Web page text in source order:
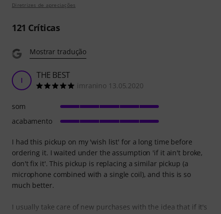
Diretrizes de apreciações
121 Críticas
Mostrar tradução
I THE BEST
imranino 13.05.2020
I had this pickup on my 'wish list' for a long time before
ordering it. I waited under the assumption 'if it ain't broke,
don't fix it'. This pickup is replacing a similar pickup (a
microphone combined with a single coil), and this is so
much better.
I usually take care of new purchases with the idea that if it's
som
acabamento